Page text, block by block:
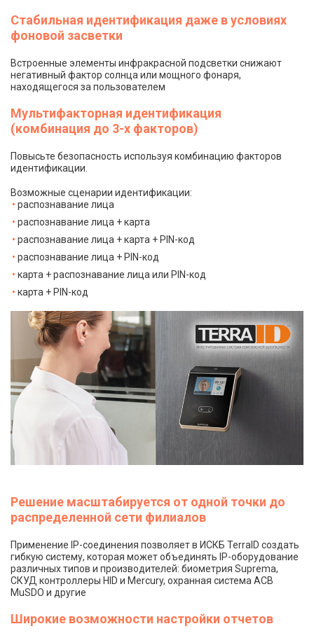
Стабильная идентификация даже в условиях
фоновой засветки
Встроенные элементы инфракрасной подсветки снижают
негативный фактор солнца или мощного фонаря,
находящегося за пользователем
Мультифакторная идентификация
(комбинация до 3-х факторов)
Повысьте безопасность используя комбинацию факторов
идентификации.
Возможные сценарии идентификации:
распознавание лица
распознавание лица + карта
распознавание лица + карта + PIN-код
распознавание лица + PIN-код
карта + распознавание лица или PIN-код
карта + PIN-код
Решение масштабируется от одной точки до
распределенной сети филиалов
Применение IP-соединения позволяет в ИСКБ TerraID создать
гибкую систему, которая может объединять IP-оборудование
различных типов и производителей: биометрия Suprema,
СКУД контроллеры HID и Mercury, охранная система ACB
MuSDO и другие
Широкие возможности настройки отчетов